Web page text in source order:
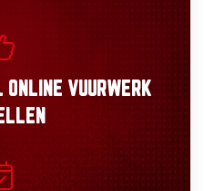
ONLINE VUURWERK